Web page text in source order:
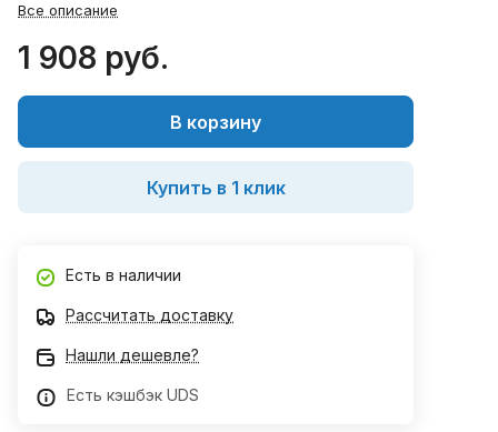
Все описание
1 908 руб.
В корзину
Купить в 1 клик
Есть в наличии
Рассчитать доставку
Нашли дешевле?
Есть кэшбэк UDS